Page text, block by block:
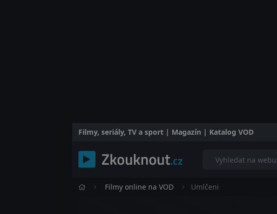
Filmy, seriály, TV a sport | Magazín | Katalog VOD
Filmy online na VOD Umlčeni